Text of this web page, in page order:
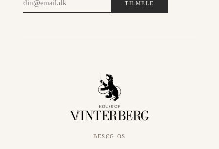
TILMELD
BESØG OS